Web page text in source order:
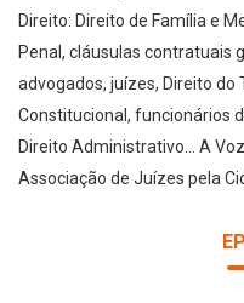
Direito: Direito de Família e
Penal, cláusulas contratuais
advogados, juízes, Direito do
Constitucional, funcionários
Direito Administrativo... A
Associação de Juízes pela